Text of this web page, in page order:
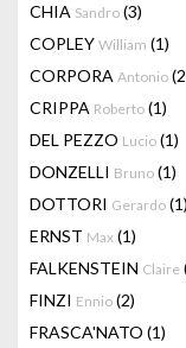
CHIA Sandro (3)
COPLEY William (1)
CORPORA Antonio
CRIPPA Roberto (1)
DEL PEZZO Lucio (1)
DONZELLI Bruno (1)
DOTTORI Gerardo (1)
ERNST Max (1)
FALKENSTEIN Claire
FINZI Ennio (2)
FRASCA'NATO (1)